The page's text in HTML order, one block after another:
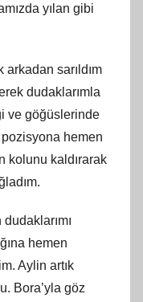
yılan gibi
sarıldım
dudaklarımla
ve göğüslerinde
hemen
kolunu kaldırarak
hemen
Aylin artık
Bora’yla göz